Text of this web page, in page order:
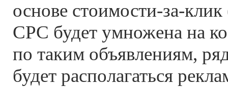
основе стоимости-за-
CPC будет умножена на
по таким объявлениям,
будет располагаться